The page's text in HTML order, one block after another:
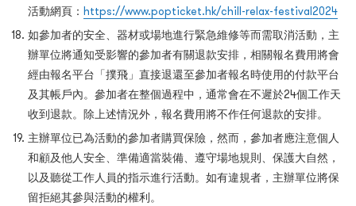
活動網頁： https://www.popticket.hk/chill-relax-festival2024
如參加者的安全、器材或場地進行緊急維修等而需取消活動，主
辦單位將通知受影響的參加者有關退款安排，相關報名費用將會
經由報名平台「撲飛」直接退還至參加者報名時使用的付款平台
及其帳戶內。參加者在整個過程中，通常會在不遲於24個工作天
收到退款。除上述情況外，報名費用將不作任何退款的安排。
主辦單位已為活動的參加者購買保險，然而，參加者應注意個人
和顧及他人安全、準備適當裝備、遵守場地規則、保護大自然，
以及聽從工作人員的指示進行活動。如有違規者，主辦單位將保
留拒絕其參與活動的權利。